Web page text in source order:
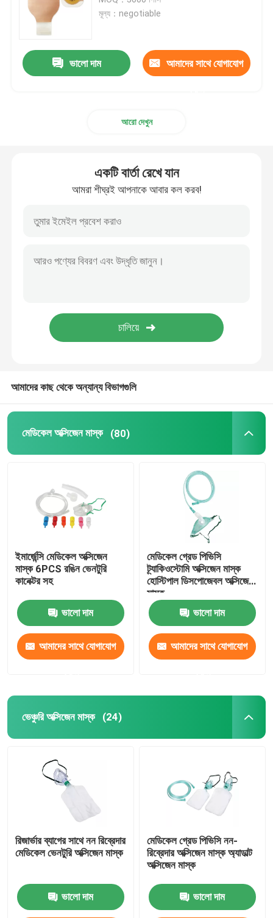
পোর্টেবল অক্সিজেন মাস্ক
অ্যানাস্থেসিয়া ক্যাথেটার
সিলিকন প্রলিপ্ত ক্যাথেটার
সার্জিক্যাল ড্রেসিং ব্যান্ডেজ
গজ কটন সোয়াব
মেডিকেল জীবাণুমুক্ত প্যাকেজিং
মূল্য：negotiable
ভালো দাম আমাদের সাথে যোগাযোগ
আরো দেখুন
একটি বার্তা রেখে যান
আমরা শীঘ্রই আপনাকে আবার কল করব!
আমাদের কাছ থেকে অন্যান্য বিভাগগুলি
মেডিকেল অক্সিজেন মাস্ক (80)
ইমার্জেন্সি মেডিকেল অক্সিজেন
মাস্ক 6PCS রঙিন ভেনটুরি
কানেক্টর সহ
ভালো দাম
আমাদের সাথে যোগাযোগ
মেডিকেল গ্রেড পিভিসি
ট্র্যাকিওস্টোমি অক্সিজেন মাস্ক
হোস্টিপাল ডিসপোজেবল অক্সিজেন
মাস্ক
ভালো দাম
আমাদের সাথে যোগাযোগ
ভেঞ্চুরি অক্সিজেন মাস্ক (24)
রিজার্ভার ব্যাগের সাথে নন রিব্রেদার
মেডিকেল ভেনটুরি অক্সিজেন মাস্ক
ভালো দাম
মেডিকেল গ্রেড পিভিসি নন-
রিব্রেদার অক্সিজেন মাস্ক অ্যাডাল্ট
অক্সিজেন মাস্ক
ভালো দাম